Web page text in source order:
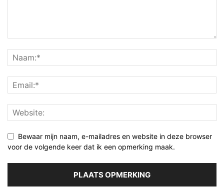
Bewaar mijn naam, e-mailadres en website in deze browser
voor de volgende keer dat ik een opmerking maak.